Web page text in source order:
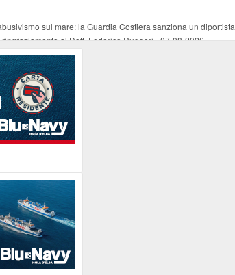
sul mare: la Guardia Costiera sanziona un diportista
al Dott. Federico Ruggeri-07-08-2026
riaffiora una testimonianza del 1966
stradali-07-08-2026
dal nuovo piano dell'Autorità portuale regionale